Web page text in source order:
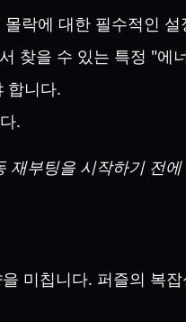
락에 대한 필수적인
찾을 수 있는 특정 "에
합니다.
.
부팅을 시작하기 전
미칩니다. 퍼즐의 복